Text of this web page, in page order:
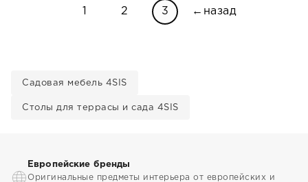
2 3 ←назад
Садовая мебель 4SIS
Столы для террасы и сада 4SIS
Европейские бренды
Оригинальные предметы интерьера от европейских и